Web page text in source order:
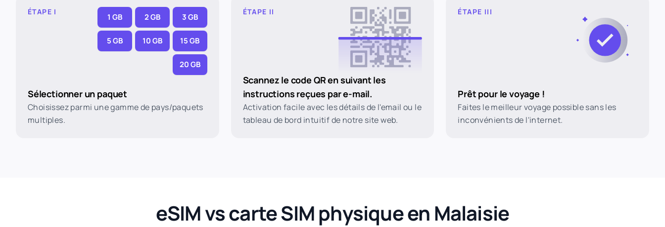
ÉTAPE I
1 GB 2 GB 3 GB
5 GB 10 GB 15 GB
20 GB
Sélectionner un paquet
Choisissez parmi une gamme de pays/paquets
multiples.
ÉTAPE II
Scannez le code QR en suivant les
instructions reçues par e-mail.
Activation facile avec les détails de l'email ou le
tableau de bord intuitif de notre site web.
ÉTAPE III
Prêt pour le voyage !
Faites le meilleur voyage possible sans les
inconvénients de l'internet.
eSIM vs carte SIM physique en Malaisie